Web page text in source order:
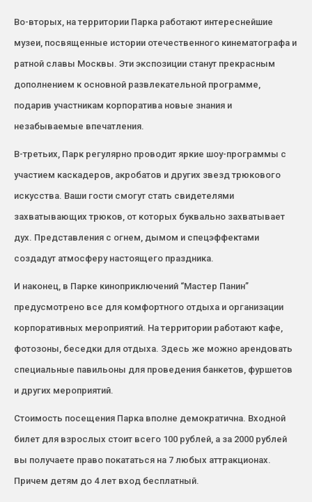
Во-вторых, на территории Парка работают интереснейшие
музеи, посвященные истории отечественного кинематографа и
ратной славы Москвы. Эти экспозиции станут прекрасным
дополнением к основной развлекательной программе,
подарив участникам корпоратива новые знания и
незабываемые впечатления.
В-третьих, Парк регулярно проводит яркие шоу-программы с
участием каскадеров, акробатов и других звезд трюкового
искусства. Ваши гости смогут стать свидетелями
захватывающих трюков, от которых буквально захватывает
дух. Представления с огнем, дымом и спецэффектами
создадут атмосферу настоящего праздника.
И наконец, в Парке киноприключений “Мастер Панин”
предусмотрено все для комфортного отдыха и организации
корпоративных мероприятий. На территории работают кафе,
фотозоны, беседки для отдыха. Здесь же можно арендовать
специальные павильоны для проведения банкетов, фуршетов
и других мероприятий.
Стоимость посещения Парка вполне демократична. Входной
билет для взрослых стоит всего 100 рублей, а за 2000 рублей
вы получаете право покататься на 7 любых аттракционах.
Причем детям до 4 лет вход бесплатный.